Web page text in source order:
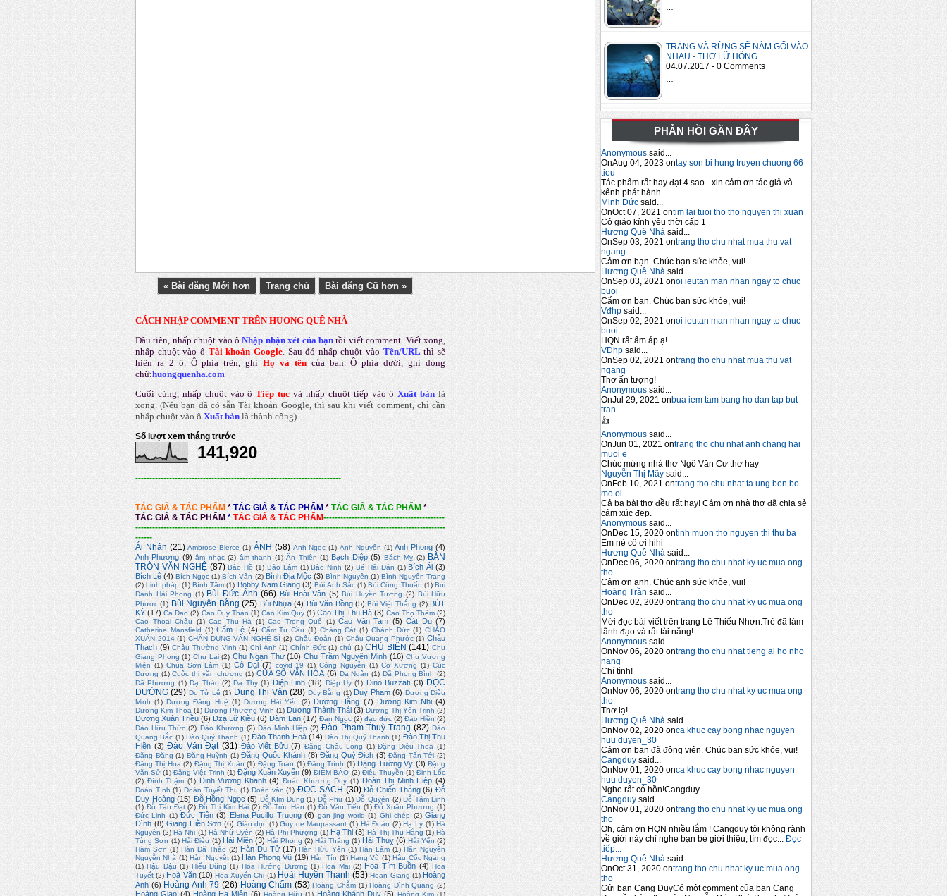
TRĂNG VÀ RỪNG SẼ NẰM GỐI VÀO
NHAU - THƠ LỮ HỒNG
04.07.2017 - 0 Comments
PHẢN HỒI GẦN ĐÂY
Anonymous said...
OnAug 04, 2023 ontay son bi hung truyen chuong 66
tieu
Tác phẩm rất hay đạt 4 sao - xin cảm ơn tác giả và
kênh phát hành
Minh Đức said...
OnOct 07, 2021 ontim lai tuoi tho tho nguyen thi xuan
Cô giáo kính yêu thời cấp 1
Hương Quê Nhà said...
OnSep 03, 2021 ontrang tho chu nhat mua thu vat
ngang
Cảm ơn bạn. Chúc bạn sức khỏe, vui!
Hương Quê Nhà said...
OnSep 03, 2021 onoi ieutan man nhan ngay to chuc
buoi
Cẩm ơn bạn. Chúc bạn sức khỏe, vui!
Vđhp said...
OnSep 02, 2021 onoi ieutan man nhan ngay to chuc
buoi
HQN rất ấm áp ạ!
VĐhp said...
OnSep 02, 2021 ontrang tho chu nhat mua thu vat
ngang
Thơ ấn tượng!
Anonymous said...
OnJul 29, 2021 onbua iem tam bang ho dan tap but
tran
👍
Anonymous said...
OnJun 01, 2021 ontrang tho chu nhat anh chang hai
muoi e
Chúc mừng nhà thơ Ngô Văn Cư thơ hay
Nguyễn Thị Mây said...
OnFeb 10, 2021 ontrang tho chu nhat ta ung ben bo
mo oi
Cả ba bài thơ đều rất hay! Cám ơn nhà thơ đã chia sẻ
cảm xúc đẹp.
Anonymous said...
OnDec 15, 2020 ontinh muon tho nguyen thi thu ba
Em nè cô ơi hihi
Hương Quê Nhà said...
OnDec 06, 2020 ontrang tho chu nhat ky uc mua ong
tho
Cảm ơn anh. Chúc anh sức khỏe, vui!
Hoàng Trần said...
OnDec 02, 2020 ontrang tho chu nhat ky uc mua ong
tho
Mới đọc bài viết trên trang Lê Thiếu Nhơn.Trẻ đã làm
lãnh đạo và rất tài năng!
Anonymous said...
OnNov 06, 2020 ontrang tho chu nhat tieng ai ho nho
nang
Chí tình!
Anonymous said...
OnNov 06, 2020 ontrang tho chu nhat ky uc mua ong
tho
Thơ lạ!
Hương Quê Nhà said...
OnNov 02, 2020 onca khuc cay bong nhac nguyen
huu duyen_30
Cảm ơn bạn đã động viên. Chúc bạn sức khỏe, vui!
Cangduy said...
OnNov 01, 2020 onca khuc cay bong nhac nguyen
huu duyen_30
Nghe rất có hồn!Cangduy
Cangduy said...
OnNov 01, 2020 ontrang tho chu nhat ky uc mua ong
tho
Oh, cảm ơn HQN nhiều lắm ! Cangduy tôi không rành
về giới này chỉ nghe bạn bè giới thiệu, tìm đọc...
Đọc
tiếp...
Hương Quê Nhà said...
OnOct 31, 2020 ontrang tho chu nhat ky uc mua ong
tho
Gửi bạn Cang DuyCó một comment của bạn Cang
« Bài đăng Mới hơn Trang chủ Bài đăng Cũ hơn »
CÁCH NHẬP COMMENT TRÊN HƯƠNG QUÊ NHÀ
Đầu tiên, nhấp chuột vào ô Nhập nhận xét của bạn rồi viết comment. Viết xong,
nhấp chuột vào ô Tài khoản Google. Sau đó nhấp chuột vào Tên/URL thì sẽ
hiện ra 2 ô. Ô phía trên, ghiHọ và tên của bạn. Ô phía dưới, ghi dòng
chữ:huongquenha.com
Cuối cùng, nhấp chuột vào ô Tiếp tục và nhấp chuột tiếp vào ôXuất bản là
xong.(Nếu bạn đã có sẵn Tài khoản Google, thì sau khi viết comment, chỉ cần
nhấp chuột vào ôXuất bản là thành công)
Số lượt xem tháng trước
141,920
-------------------------------------------------------------------------
TÁC GIẢ & TÁC PHẨM * TÁC GIẢ & TÁC PHẨM* TÁC GIẢ & TÁC PHẨM *
TÁC GIẢ & TÁC PHẨM * TÁC GIẢ & TÁC PHẨM-------------------------------------------
--------------------------------------------------------------------------------------------------------------
------
Ái Nhân (21) Ambrose Bierce (1) ẢNH (58) Anh Ngọc (1) Anh Nguyên (1) Anh Phong (4)
Anh Phương (9) âm nhạc (2) âm thanh (1) Ân Thiên (1) Bạch Diệp (5) Bách Mỵ (2) BÀN
TRÒN VĂN NGHỆ (87) Bảo Hồ (1) Bảo Lâm (1) Bảo Ninh (2) Bé Hải Dân (1) Bích Ái (3)
Bích Lê (4) Bích Ngọc (1) Bích Vân (2) Bình Địa Mộc (3) Bình Nguyên (1) Bình Nguyên Trang
(2) binh pháp (1) Bình Tâm (1) Bobby Nam Giang (3) Bùi Anh Sắc (1) Bùi Công Thuấn (1) Bùi
Danh Hải Phong (1) Bùi Đức Ánh (66) Bùi Hoài Vân (5) Bùi Huyền Tương (2) Bùi Hữu
Phước (1) Bùi Nguyên Bằng (25) Bùi Nhựa (4) Bùi Văn Bồng (5) Bùi Việt Thắng (2) BÚT
KÝ (17) Ca Dao (2) Cao Duy Thảo (1) Cao Kim Quy (1) Cao Thị Thu Hà (3) Cao Thọ Thêm (2)
Cao Thoại Châu
(1) Cao Thu Hà (1) Cao Trọng Quế (1) Cao Văn Tam (5) Cát Du (7)
Catherine Mansfield (1) Cẩm Lệ (4) Cẩm Tú Cầu (1) Chàng Cát (1) Chánh Đức (1) CHÀO
XUÂN 2014 (1) CHÂN DUNG VĂN NGHỆ SĨ (2) Châu Đoàn (1) Châu Quang Phước (1) Châu
Thạch (9) Châu Thường Vinh (1) Chí Anh (1) Chính Đức (1) chủ (1) CHỦ BIÊN (141) Chu
Giang Phong (1) Chu Lai (2) Chu Ngạn Thư (10) Chu Trầm Nguyên Minh (16) Chu Vương
Miện (1) Chúa Sơn Lâm (1) Cỏ Dại (7) covid 19 (1) Công Nguyễn (1) Cơ Xương (1) Cúc
Dương (1) Cuộc thi văn chương (1) CỬA SỔ VĂN HÓA (6) Dạ Ngân (1) Dã Phong Bình (2)
Dã Phương (1) Dạ Thảo (2) Dạ Thy (1) Diệp Linh (18) Diệp Uy (1) Dino Buzzati (3) DỌC
ĐƯỜNG (29) Du Tử Lê (1) Dung Thị Vân (28) Duy Bằng (1) Duy Phạm (6) Dương Diệu
Minh (1) Dương Đăng Huệ (1) Dương Hải Yến (2) Dương Hằng (7) Dương Kim Nhi (4)
Dương Kim Thoa (1) Dương Phương Vinh (1) Dương Thành Thái (3) Dương Thị Yến Trinh (2)
Dương Xuân Triều (6) Dzạ Lữ Kiều (6) Đàm Lan (17) Đan Ngọc (2) đạo đức (2) Đào Hiền (2)
Đào Hữu Thức (2) Đào Khương (2) Đào Minh Hiệp (2) Đào Phạm Thuỳ Trang (82) Đào
Quang Bắc (1) Đào Quý Thạnh (1) Đào Thanh Hoà (14) Đào Thị Quý Thanh (1) Đào Thị Thu
Hiền (3) Đào Văn Đạt (31) Đào Viết Bửu (7) Đặng Châu Long (1) Đặng Diệu Thoa (1)
Đăng Đăng (1) Đăng Huỳnh (1) Đặng Quốc Khánh (8) Đặng Quý Địch (3) Đặng Tấn Tới (2)
Đặng Thị Hoa (2) Đặng Thị Xuân (1) Đặng Toán (1) Đăng Trình (1) Đặng Tường Vy (3) Đặng
Văn Sử (1) Đặng Việt Trinh (1) Đặng Xuân Xuyến (9) ĐIỂM BÁO (2) Điêu Thuyền (1) Đinh Lốc
(2) Đình Thậm (1) Đinh Vương Khanh (4) Đoàn Khương Duy (1) Đoàn Thị Minh Hiệp (4)
Đoàn Tình (1) Đoàn Tuyết Thu (1) Đoản văn (1) ĐỌC SÁCH (30) Đỗ Chiến Thắng (6) Đỗ
Duy Hoàng (15) Đỗ Hồng Ngọc (5) Đỗ KIm Dung (1) Đỗ Phu (1) Đỗ Quyên (2) Đỗ Tâm Linh
(1) Đỗ Tấn Đạt (2) Đỗ Thị Kim Hải (2) Đỗ Trúc Hàn (1) Đỗ Văn Tiến (1) Đỗ Xuân Phương (1)
Đức Linh (1) Đức Tiên (3) Elena Pucillo Truong (6) gan jing world (1) Ghi chép (2) Giang
Đình (8) Giang Hiền Sơn (6) Giáo dục (1) Guy de Maupassant (1) Hà Đoàn (2) Hạ Ly (1) Hà
Nguyên (2) Hà Nhi (1) Hà Nhữ Uyên (2) Hà Phi Phượng (1) Hạ Thi (3) Hà Thị Thu Hằng (1) Hà
Tùng Sơn (1) Hải Điểu (1) Hải Miên (3) Hải Phong (2) Hải Thăng (1) Hải Thuỵ (6) Hải Yến (2)
Hàm Sơn (1) Hàn Dã Thảo (2) Hàn Du Tử (17) Hàn Hữu Yên (1) Hàn Lâm (1) Hãn Nguyên
Nguyễn Nhã (1) Hàn Nguyệt (1) Hàn Phong Vũ (19) Hàn Tín (1) Hạng Vũ (1) Hậu Cốc Ngang
(1) Hậu Đậu (1) Hiếu Dũng (1) Hoa Hướng Dương (1) Hoa Mai (2) Hoa Tím Buồn (4) Hoa
Tuyết (2) Hoà Văn (10) Hoa Xuyến Chi (1) Hoài Huyền Thanh (53) Hoan Giang (1) Hoàng
Anh (6) Hoàng Anh 79 (26) Hoàng Chẩm (53) Hoàng Chẫm (1) Hoàng Đình Quang (2)
Hoàng Giao (4) Hoàng Hạ Miên (6) Hoàng Khánh Duy (5)